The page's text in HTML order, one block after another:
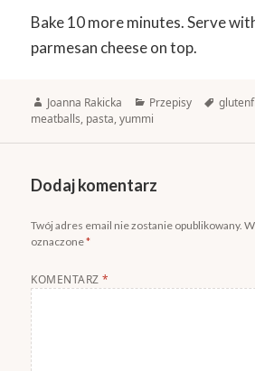
Bake 10 more minutes. Serve
parmesan cheese on top.
Autor
Joanna Rakicka Kategorie
Przepisy Tagi
meatballs, pasta,yummi
Dodaj komentarz
Twój adres email nie zostanie opublikowany.
oznaczone*
KOMENTARZ*